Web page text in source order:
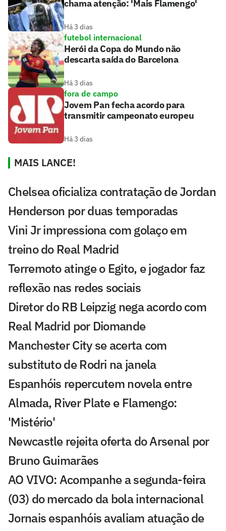
chama atenção: 'Mais Flamengo'
Há 3 dias
futebol internacional
Herói da Copa do Mundo não
descarta saída do Barcelona
Há 3 dias
fora de campo
Jovem Pan fecha acordo para
transmitir campeonato europeu
Há 3 dias
MAIS LANCE!
Chelsea oficializa contratação de Jordan
Henderson por duas temporadas
Vini Jr impressiona com golaço em
treino do Real Madrid
Terremoto atinge o Egito, e jogador faz
reflexão nas redes sociais
Diretor do RB Leipzig nega acordo com
Real Madrid por Diomande
Manchester City se acerta com
substituto de Rodri na janela
Espanhóis repercutem novela entre
Almada, River Plate e Flamengo:
'Mistério'
Newcastle rejeita oferta do Arsenal por
Bruno Guimarães
AO VIVO: Acompanhe a segunda-feira
(03) do mercado da bola internacional
Jornais espanhóis avaliam atuação de